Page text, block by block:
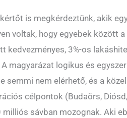
is megkérdeztünk, akik
voltak, hogy egyebek között
kedvezményes, 3%-os
magyarázat logikus és
semmi nem elérhető, és a
célpontok (Budaörs,
sávban mozognak. Aki